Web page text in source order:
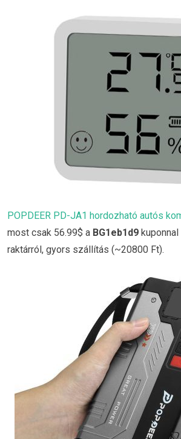
POPDEER PD-JA1 hordozható autós
most csak 56.99$ a BG1eb1d9 kuponnal
raktárról, gyors szállítás (~20800 Ft).